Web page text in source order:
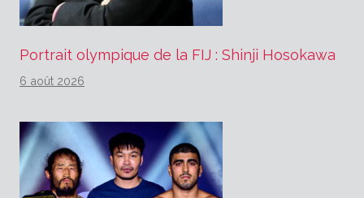
Portrait olympique de la FIJ : Shinji Hosokawa
6 août 2026